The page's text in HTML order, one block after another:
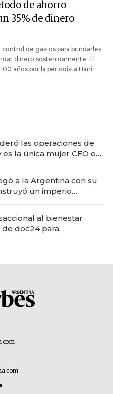
de ahorro
35% de dinero
de gastos para brindarles
dinero sostenidamente. El
años por la periodista Hani
las operaciones de
es la única mujer CEO en
a la Argentina con su
un imperio
al bienestar
doc24 para